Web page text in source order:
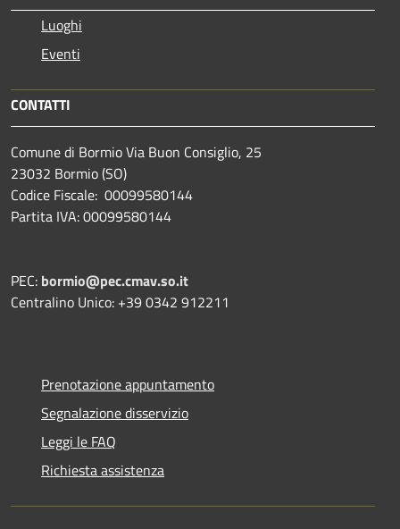
Luoghi
Eventi
CONTATTI
Comune di Bormio Via Buon Consiglio, 25
23032 Bormio (SO)
Codice Fiscale: 00099580144
Partita IVA: 00099580144
PEC: bormio@pec.cmav.so.it
Centralino Unico: +39 0342 912211
Prenotazione appuntamento
Segnalazione disservizio
Leggi le FAQ
Richiesta assistenza